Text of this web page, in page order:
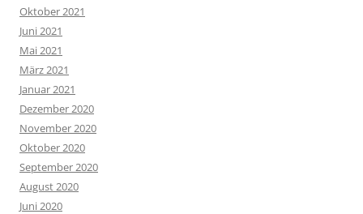
Oktober 2021
Juni 2021
Mai 2021
März 2021
Januar 2021
Dezember 2020
November 2020
Oktober 2020
September 2020
August 2020
Juni 2020